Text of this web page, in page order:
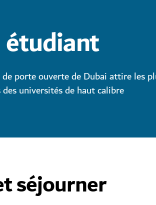
porte ouverte de Dubai attire les
des universités de haut calibre
séjourner